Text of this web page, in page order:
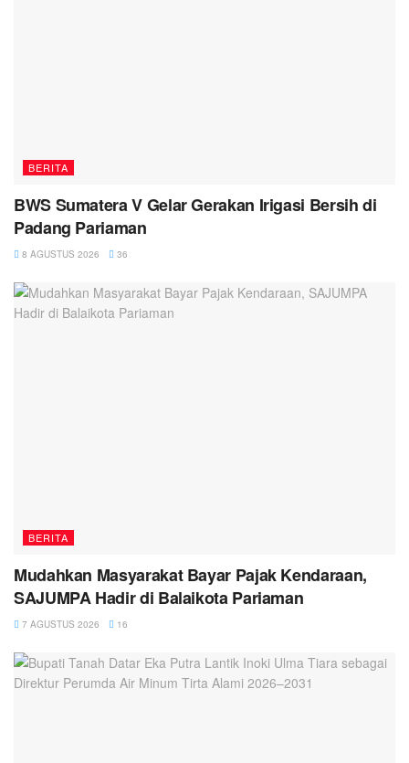
BERITA
BWS Sumatera V Gelar Gerakan Irigasi Bersih di
Padang Pariaman
8 AGUSTUS 2026 36
BERITA
Mudahkan Masyarakat Bayar Pajak Kendaraan,
SAJUMPA Hadir di Balaikota Pariaman
7 AGUSTUS 2026 16